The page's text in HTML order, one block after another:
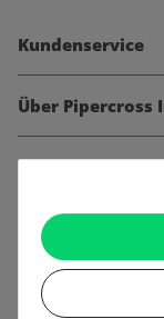
Kundenservice
Über Pipercross
Informationen
Gesetzliche